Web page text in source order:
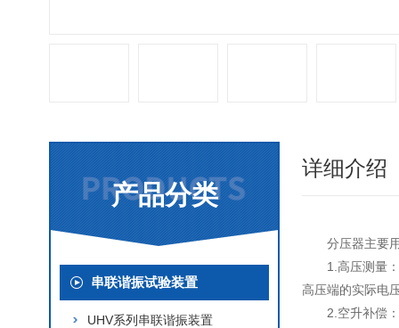
产品分类
串联谐振试验装置
UHV系列串联谐振装置
详细介绍
分压器主要
1.高压测量
高压端的实际电
2.空升补偿